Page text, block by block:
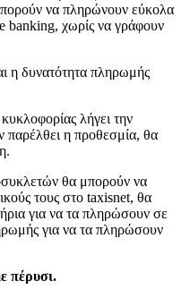
να πληρώνουν εύκολα
banking, χωρίς να γράφουν
η δυνατότητα πληρωμής
λήγει την
η προθεσμία, θα
θα μπορούν να
τους στο taxisnet, θα
για να τα πληρώσουν σε
για να τα πληρώσουν
πέρυσι.